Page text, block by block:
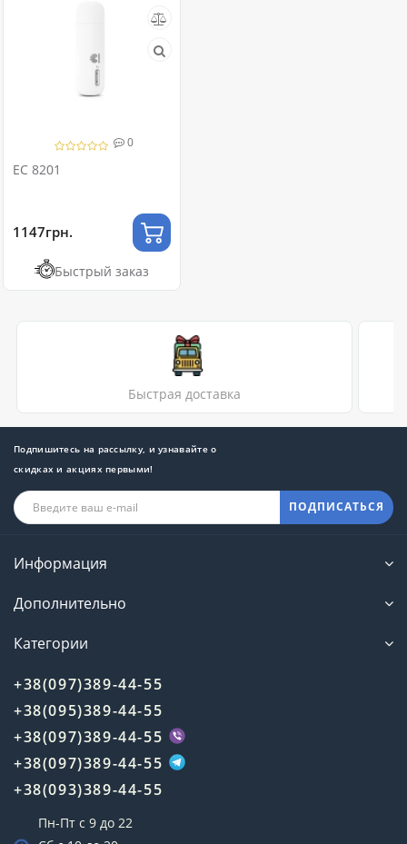
0
EC 8201
1147грн.
Быстрый заказ
Быстрая доставка
Подпишитесь на рассылку, и узнавайте о
скидках и акциях первыми!
ПОДПИСАТЬСЯ
Информация
Дополнительно
Категории
+38(097)389-44-55
+38(095)389-44-55
+38(097)389-44-55
+38(097)389-44-55
+38(093)389-44-55
Пн-Пт с 9 до 22